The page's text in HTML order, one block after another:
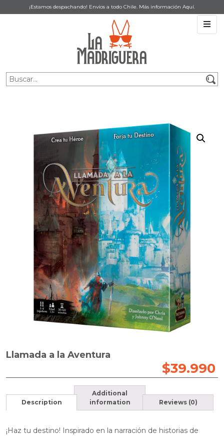
¡Estamos despachando! Envíos a todo Chile. Más información Aquí.
Llamada a la Aventura
$39.990
Description
Additional
information
Reviews (0)
¡Haz tu destino! Inspirado en la narración de historias de